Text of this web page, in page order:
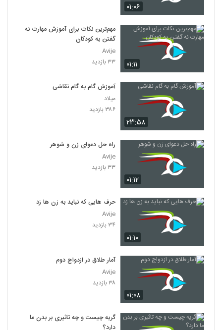
۰۱:۰۶
۰۱:۱۱
مهم‌ترین نکات برای آموزش مهارت نه
گفتن به کودکان
Avije
۳۳ بازدید
۲۳:۵۸
آموزش گام به گام نقاشی
میلاد
۳۸۶ بازدید
۰۱:۱۲
راه حل دعوای زن و شوهر
Avije
۳۳ بازدید
۰۱:۱۰
حرف هایی که نباید به زن ها زد
Avije
۳۴ بازدید
۰۱:۰۸
آمار طلاق در ازدواج دوم
Avije
۳۸ بازدید
گریه چیست و چه تاثیری بر بدن ما
دارد؟